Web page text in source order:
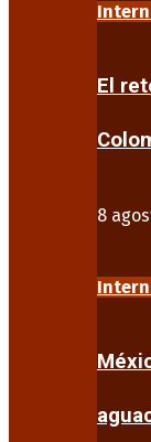
El
8